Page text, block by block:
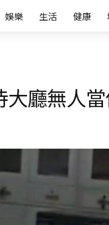
娛樂 生活 健康
大廳無人